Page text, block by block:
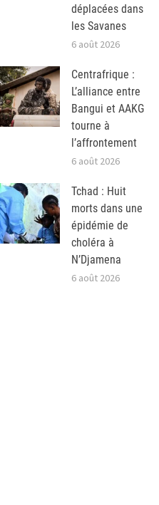
déplacées dans
les Savanes
6 août 2026
Centrafrique :
L’alliance entre
Bangui et AAKG
tourne à
l’affrontement
6 août 2026
Tchad : Huit
morts dans une
épidémie de
choléra à
N’Djamena
6 août 2026